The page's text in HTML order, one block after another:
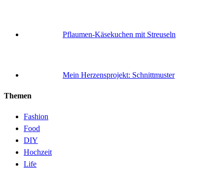
Pflaumen-Käsekuchen mit Streuseln
Mein Herzensprojekt: Schnittmuster
Themen
Fashion
Food
DIY
Hochzeit
Life